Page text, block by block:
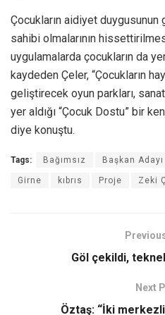
Çocukların aidiyet
sahibi olmalarının
uygulamalarda çocukların da
kaydeden Çeler, “Çocukların
geliştirecek oyun parkları,
yer aldığı “Çocuk Dostu” bir
diye konuştu.
Tags: Bağımsız Başkan Adayı
Girne kıbrıs Proje Zeki
Göl çekildi,
Next
Öztaş: “İki